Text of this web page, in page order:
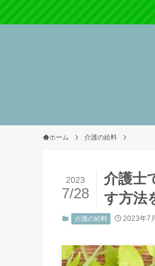
ホーム 介護の給料
介護士
す方法
2023
7/28
介護の給料 2023年7